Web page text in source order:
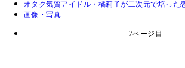
オタク気質アイドル・橘莉子が二次元で培っ
画像・写真
7ページ目